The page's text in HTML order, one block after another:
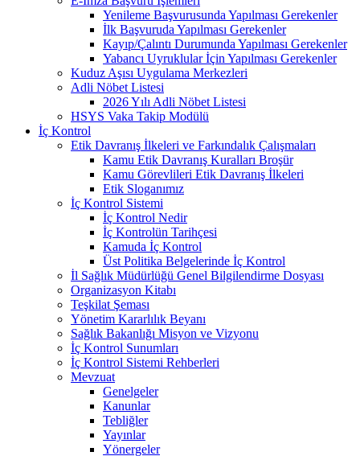
Yenileme Başvurusunda Yapılması Gerekenler
İlk Başvuruda Yapılması Gerekenler
Kayıp/Çalıntı Durumunda Yapılması Gerekenler
Yabancı Uyruklular İçin Yapılması Gerekenler
Kuduz Aşısı Uygulama Merkezleri
Adli Nöbet Listesi
2026 Yılı Adli Nöbet Listesi
HSYS Vaka Takip Modülü
İç Kontrol
Etik Davranış İlkeleri ve Farkındalık Çalışmaları
Kamu Etik Davranış Kuralları Broşür
Kamu Görevlileri Etik Davranış İlkeleri
Etik Sloganımız
İç Kontrol Sistemi
İç Kontrol Nedir
İç Kontrolün Tarihçesi
Kamuda İç Kontrol
Üst Politika Belgelerinde İç Kontrol
İl Sağlık Müdürlüğü Genel Bilgilendirme Dosyası
Organizasyon Kitabı
Teşkilat Şeması
Yönetim Kararlılık Beyanı
Sağlık Bakanlığı Misyon ve Vizyonu
İç Kontrol Sunumları
İç Kontrol Sistemi Rehberleri
Mevzuat
Genelgeler
Kanunlar
Tebliğler
Yayınlar
Yönergeler